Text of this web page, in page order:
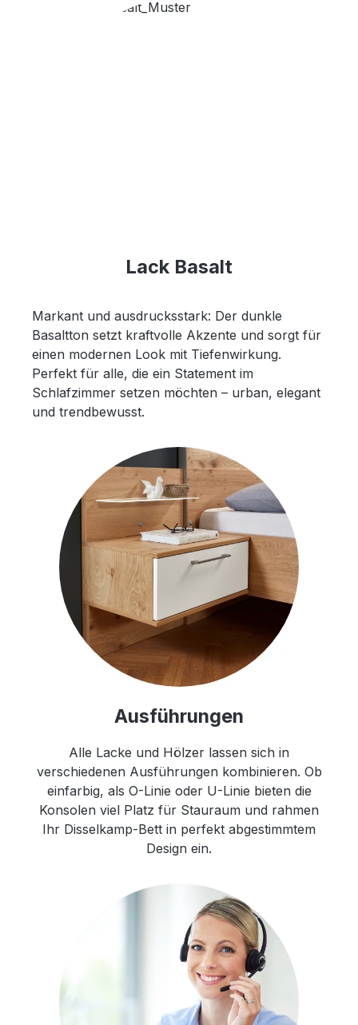
Lack Basalt
Markant und ausdrucksstark: Der dunkle
Basaltton setzt kraftvolle Akzente und sorgt für
einen modernen Look mit Tiefenwirkung.
Perfekt für alle, die ein Statement im
Schlafzimmer setzen möchten – urban, elegant
und trendbewusst.
Ausführungen
Alle Lacke und Hölzer lassen sich in
verschiedenen Ausführungen kombinieren. Ob
einfarbig, als O-Linie oder U-Linie bieten die
Konsolen viel Platz für Stauraum und rahmen
Ihr Disselkamp-Bett in perfekt abgestimmtem
Design ein.